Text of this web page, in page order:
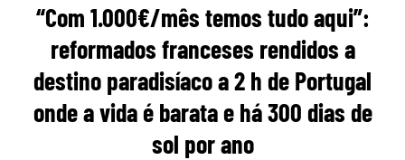
“Com 1.000€/mês temos tudo aqui”:
reformados franceses rendidos a
destino paradisíaco a 2 h de Portugal
onde a vida é barata e há 300 dias de
sol por ano